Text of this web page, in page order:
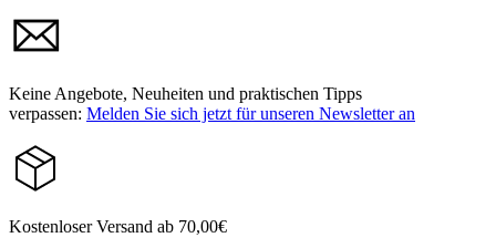
Keine Angebote, Neuheiten und praktischen Tipps
verpassen: Melden Sie sich jetzt für unseren Newsletter an
Kostenloser Versand ab 70,00€